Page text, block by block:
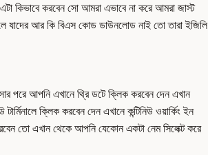
কিভাবে করবেন সো আমরা এভাবে না করে আমরা জাস্ট
যাদের আর কি বিএস কোড ডাউনলোড নাই তো তারা ইজিলি
পরে আপনি এখানে থ্রি ডটে ক্লিক করবেন দেন এখান
টার্মিনালে ক্লিক করবেন দেন এখানে কন্টিনিউ ওয়ার্কিং ইন
তো এখান থেকে আপনি যেকোন একটা নেম সিলেক্ট করে